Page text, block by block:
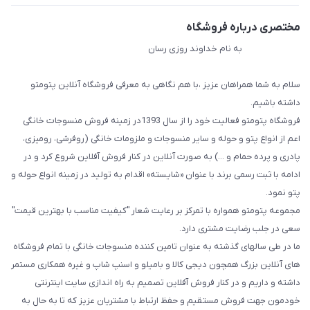
مختصری درباره فروشگاه
به نام خداوند روزی رسان
سلام به شما همراهان عزیز ،با هم نگاهی به معرفی فروشگاه آنلاین پتومتو
داشته باشیم.
فروشگاه پتومتو فعالیت خود را از سال 1393در زمینه فروش منسوجات خانگی
اعم از انواع پتو و حوله و سایر منسوجات و ملزومات خانگی (روفرشی، رومیزی،
پادری و پرده حمام و ...) به صورت آنلاین در کنار فروش آفلاین شروع کرد و در
ادامه با ثبت رسمی برند با عنوان «شایسته» اقدام به تولید در زمینه انواع حوله و
پتو نمود.
مجموعه پتومتو همواره با تمرکز بر رعایت شعار "کیفیت مناسب با بهترین قیمت"
سعی در جلب رضایت مشتری دارد.
ما در طی سالهای گذشته به عنوان تامین کننده منسوجات خانگی با تمام فروشگاه
های آنلاین بزرگ همچون دیجی کالا و بامیلو و اسنپ شاپ و غیره همکاری مستمر
داشته و داریم و در کنار فروش آفلاین تصمیم به راه اندازی سایت اینترنتی
خودمون جهت فروش مستقیم و حفظ ارتباط با مشتریان عزیز که تا به حال به